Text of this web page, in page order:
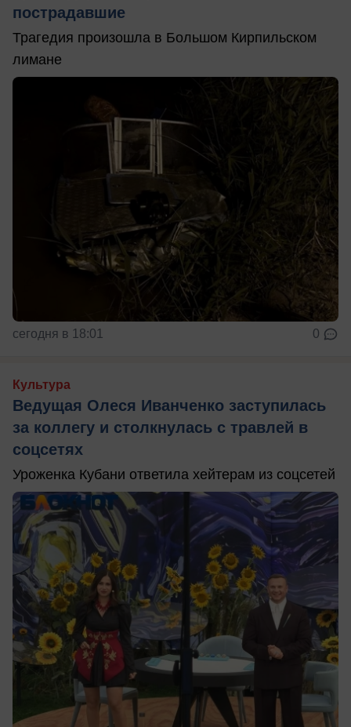
пострадавшие
Трагедия произошла в Большом Кирпильском
лимане
сегодня в 18:01 0
Культура
Ведущая Олеся Иванченко заступилась
за коллегу и столкнулась с травлей в
соцсетях
Уроженка Кубани ответила хейтерам из соцсетей